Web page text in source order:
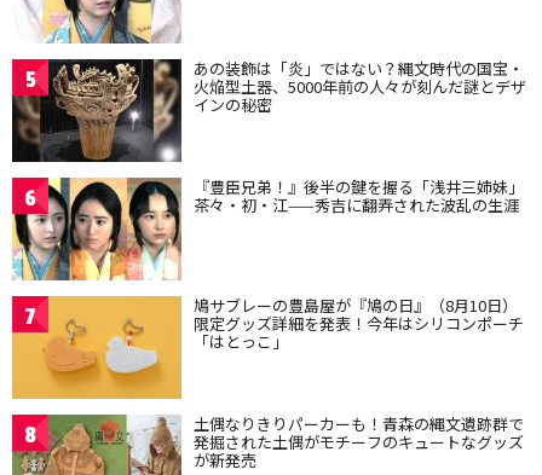
5 あの装飾は「炎」ではない？縄文時代の国宝・
火焔型土器、5000年前の人々が刻んだ謎とデザ
インの秘密
6 『豊臣兄弟！』後半の鍵を握る「浅井三姉妹」
茶々・初・江——秀吉に翻弄された波乱の生涯
7 鳩サブレーの豊島屋が『鳩の日』（8月10日）
限定グッズ詳細を発表！今年はシリコンポーチ
「はとっこ」
8 土偶なりきりパーカーも！青森の縄文遺跡群で
発掘された土偶がモチーフのキュートなグッズ
が新発売